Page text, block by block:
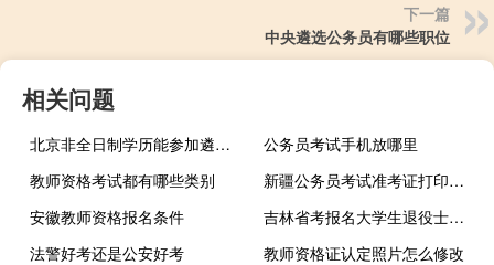
下一篇
中央遴选公务员有哪些职位
相关问题
北京非全日制学历能参加遴选公务员考试吗
公务员考试手机放哪里
教师资格考试都有哪些类别
新疆公务员考试准考证打印时间
安徽教师资格报名条件
吉林省考报名大学生退役士兵如何认证
法警好考还是公安好考
教师资格证认定照片怎么修改